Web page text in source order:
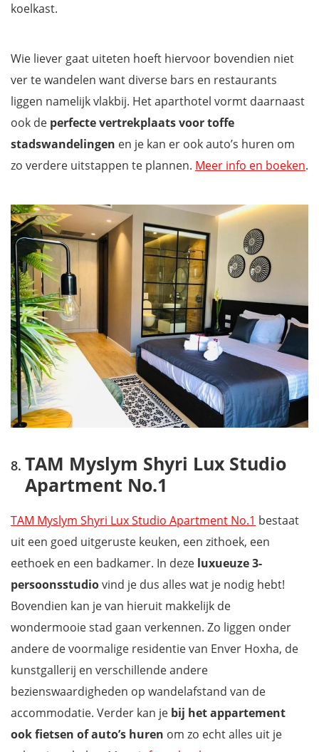
koelkast.
Wie liever gaat uiteten hoeft hiervoor bovendien niet
ver te wandelen want diverse bars en restaurants
liggen namelijk vlakbij. Het aparthotel vormt daarnaast
ook de perfecte vertrekplaats voor toffe
stadswandelingen en je kan er ook auto’s huren om
zo verdere uitstappen te plannen. Meer info en boeken.
TAM Myslym Shyri Lux Studio
Apartment No.1
TAM Myslym Shyri Lux Studio Apartment No.1 bestaat
uit een goed uitgeruste keuken, een zithoek, een
eethoek en een badkamer. In deze luxueuze 3-
persoonsstudiovind je dus alles wat je nodig hebt!
Bovendien kan je van hieruit makkelijk de
wondermooie stad gaan verkennen. Zo liggen onder
andere de voormalige residentie van Enver Hoxha, de
kunstgallerij en verschillende andere
bezienswaardigheden op wandelafstand van de
accommodatie. Verder kan je bij het appartement
ookfietsen of auto’s huren om zo echt alles uit je